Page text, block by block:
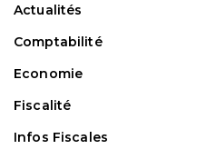
Actualités
Comptabilité
Economie
Fiscalité
Infos Fiscales